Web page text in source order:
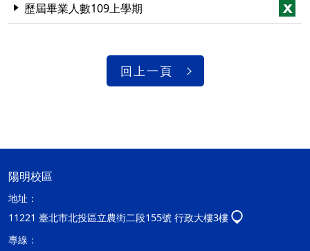
歷屆畢業人數109上學期
回上一頁
陽明校區
地址：
11221 臺北市北投區立農街二段155號 行政大樓3樓
專線：